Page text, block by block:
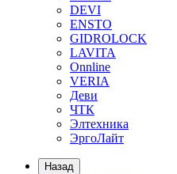
DEVI
ENSTO
GIDROLOCK
LAVITA
Onnline
VERIA
Деви
ЧТК
Элтехника
ЭргоЛайт
Назад